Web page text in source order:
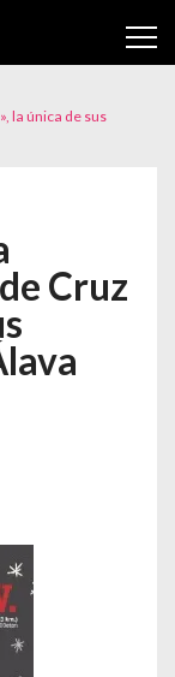
la única de sus
Cruz